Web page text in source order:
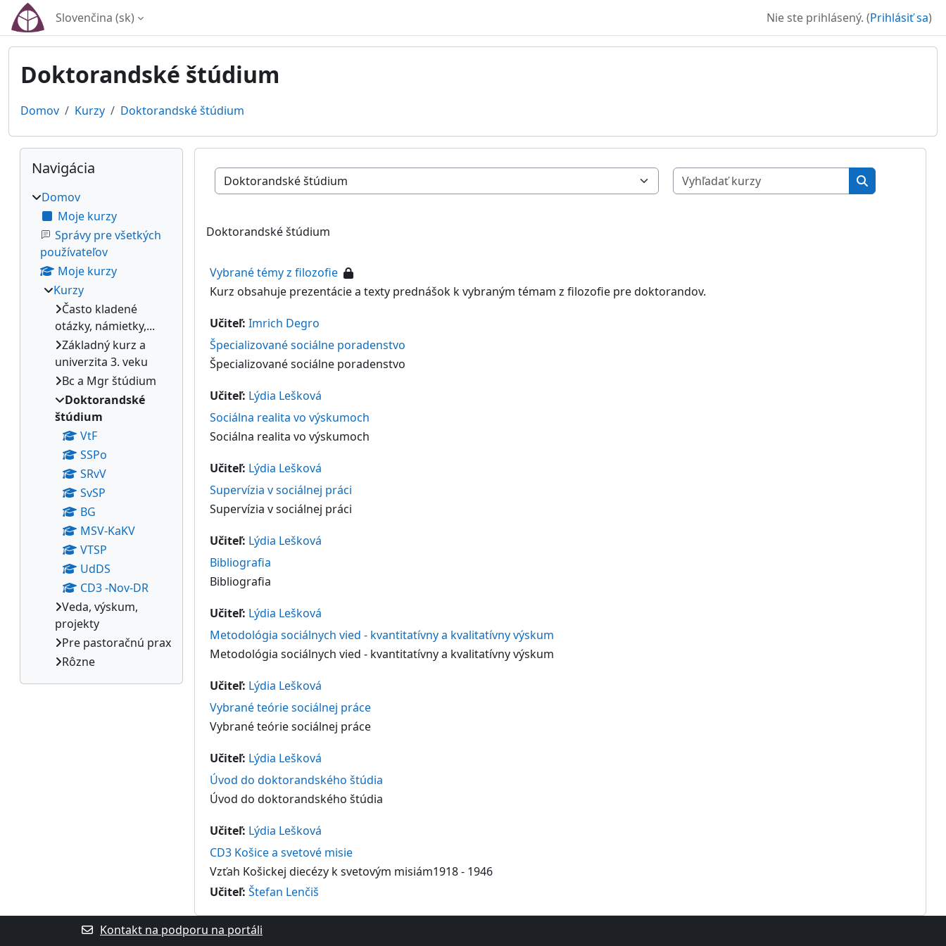
Preskočiť na hlavný obsah
Slovenčina ‎(sk)‎ Nie ste prihlásený. (Prihlásiť sa)
Doktorandské štúdium
Domov Kurzy Doktorandské štúdium
Kategórie kurzov
Vyhľadať kurzy
Vyhľadať kurzy
Doktorandské štúdium
Vybrané témy z filozofie
Kurz obsahuje prezentácie a texty prednášok k vybraným témam z filozofie pre doktorandov.
Učiteľ: Imrich Degro
Špecializované sociálne poradenstvo
Špecializované sociálne poradenstvo
Učiteľ: Lýdia Lešková
Sociálna realita vo výskumoch
Sociálna realita vo výskumoch
Učiteľ: Lýdia Lešková
Supervízia v sociálnej práci
Supervízia v sociálnej práci
Učiteľ: Lýdia Lešková
Bibliografia
Bibliografia
Učiteľ: Lýdia Lešková
Metodológia sociálnych vied - kvantitatívny a kvalitatívny výskum
Metodológia sociálnych vied - kvantitatívny a kvalitatívny výskum
Učiteľ: Lýdia Lešková
Vybrané teórie sociálnej práce
Vybrané teórie sociálnej práce
Učiteľ: Lýdia Lešková
Úvod do doktorandského štúdia
Úvod do doktorandského štúdia
Učiteľ: Lýdia Lešková
CD3 Košice a svetové misie
Vzťah Košickej diecézy k svetovým misiám1918 - 1946
Učiteľ: Štefan Lenčiš
Bloky
Preskočiť Navigácia
Navigácia
Domov
Moje kurzy
Správy pre všetkých
používateľov
Moje kurzy
Kurzy
Často kladené
otázky, námietky,...
Základný kurz a
univerzita 3. veku
Bc a Mgr štúdium
Doktorandské
štúdium
VtF
SSPo
SRvV
SvSP
BG
MSV-KaKV
VTSP
UdDS
CD3 -Nov-DR
Veda, výskum,
projekty
Pre pastoračnú prax
Rôzne
Kontakt na podporu na portáli